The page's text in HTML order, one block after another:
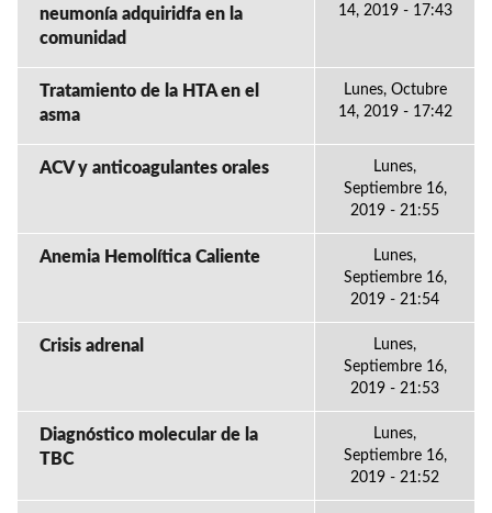
neumonía adquiridfa en la
comunidad
14, 2019 - 17:43
Tratamiento de la HTA en el
asma
Lunes, Octubre
14, 2019 - 17:42
ACV y anticoagulantes orales
Lunes,
Septiembre 16,
2019 - 21:55
Anemia Hemolítica Caliente
Lunes,
Septiembre 16,
2019 - 21:54
Crisis adrenal
Lunes,
Septiembre 16,
2019 - 21:53
Diagnóstico molecular de la
TBC
Lunes,
Septiembre 16,
2019 - 21:52